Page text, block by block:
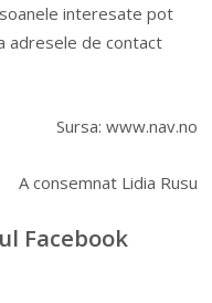
interesate pot
adresele de contact
Sursa: www.nav.no
A consemnat Lidia Rusu
Facebook